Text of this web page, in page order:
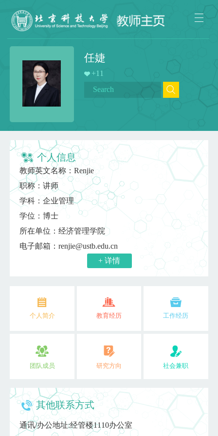
任婕
+11
个人信息
教师英文名称：Renjie
职称：讲师
学科：企业管理
学位：博士
所在单位：经济管理学院
电子邮箱： renjie@ustb.edu.cn
+ 详情
个人简介 教育经历 工作经历
团队成员 研究方向 社会兼职
其他联系方式
通讯/办公地址:经管楼1110办公室